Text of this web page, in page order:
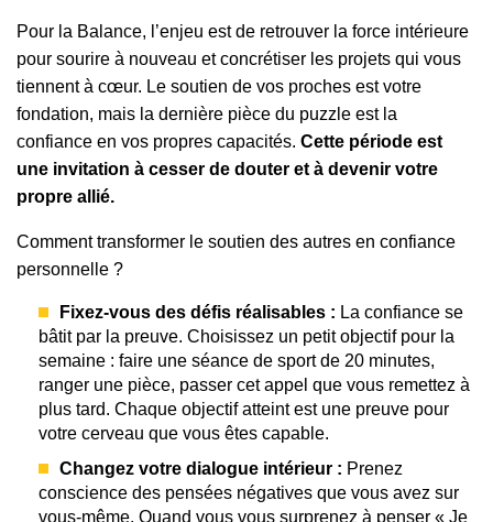
Pour la Balance, l’enjeu est de retrouver la force intérieure
pour sourire à nouveau et concrétiser les projets qui vous
tiennent à cœur. Le soutien de vos proches est votre
fondation, mais la dernière pièce du puzzle est la
confiance en vos propres capacités. Cette période est
une invitation à cesser de douter et à devenir votre
propre allié.
Comment transformer le soutien des autres en confiance
personnelle ?
Fixez-vous des défis réalisables : La confiance se
bâtit par la preuve. Choisissez un petit objectif pour la
semaine : faire une séance de sport de 20 minutes,
ranger une pièce, passer cet appel que vous remettez à
plus tard. Chaque objectif atteint est une preuve pour
votre cerveau que vous êtes capable.
Changez votre dialogue intérieur : Prenez
conscience des pensées négatives que vous avez sur
vous-même. Quand vous vous surprenez à penser « Je